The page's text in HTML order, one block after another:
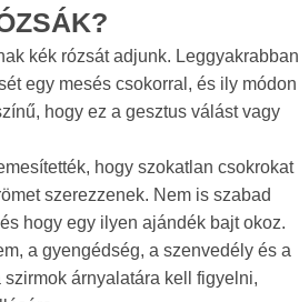
kék rózsát adjunk. Leggyakrabban
egy mesés csokorral, és ily módon
hogy ez a gesztus válást vagy
hogy szokatlan csokrokat
szerezzenek. Nem is szabad
hogy egy ilyen ajándék bajt okoz.
a gyengédség, a szenvedély és a
árnyalatára kell figyelni,